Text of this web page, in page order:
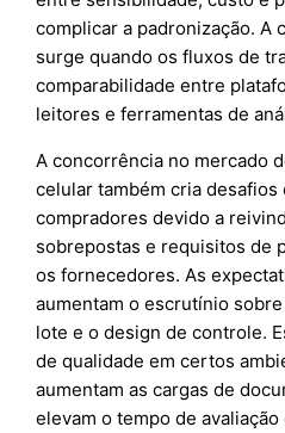
complicar a padronização. A
surge quando os fluxos de
comparabilidade entre
leitores e ferramentas de
A concorrência no mercado
celular também cria desafios
compradores devido a
sobrepostas e requisitos de
os fornecedores. As
aumentam o escrutínio
lote e o design de controle.
de qualidade em certos
aumentam as cargas de
elevam o tempo de